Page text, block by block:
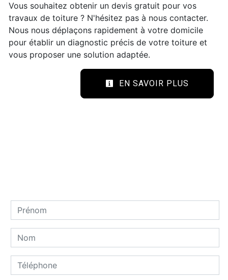
Vous souhaitez obtenir un devis gratuit pour vos
travaux de toiture ? N'hésitez pas à nous contacter.
Nous nous déplaçons rapidement à votre domicile
pour établir un diagnostic précis de votre toiture et
vous proposer une solution adaptée.
EN SAVOIR PLUS